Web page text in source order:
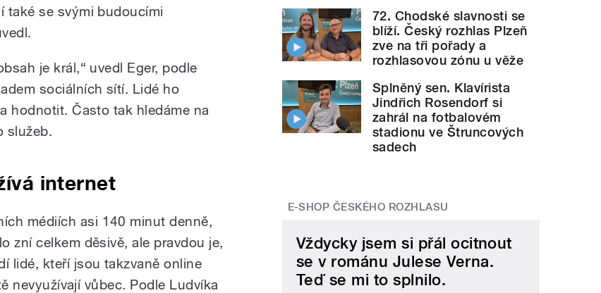
také se svými budoucími
je král,“ uvedl Eger, podle
sociálních sítí. Lidé ho
hodnotit. Často tak hledáme na
služeb.
internet
médiích asi 140 minut denně,
zní celkem děsivě, ale pravdou je,
lidé, kteří jsou takzvaně online
nevyužívají vůbec. Podle Ludvíka
72. Chodské slavnosti se
blíží. Český rozhlas Plzeň
zve na tři pořady a
rozhlasovou zónu u věže
Splněný sen. Klavírista
Jindřich Rosendorf si
zahrál na fotbalovém
stadionu ve Štruncových
sadech
E-SHOP ČESKÉHO ROZHLASU
Vždycky jsem si přál ocitnout
se v románu Julese Verna.
Teď se mi to splnilo.